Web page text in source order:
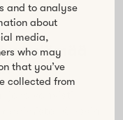
and to analyse
about
media,
who may
that you’ve
collected from
elämää
joka vahvisti